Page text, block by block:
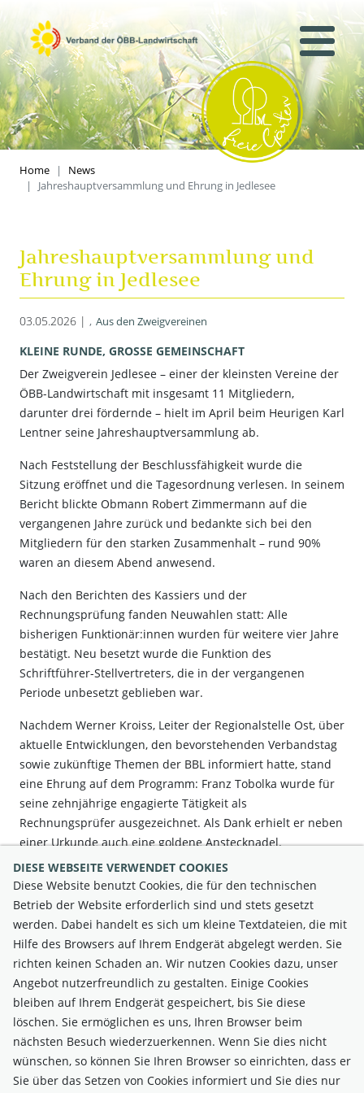
Home
News
Jahreshauptversammlung und Ehrung in Jedlesee
Jahreshauptversammlung und
Ehrung in Jedlesee
03.05.2026 | Aus den Zweigvereinen
KLEINE RUNDE, GROSSE GEMEINSCHAFT
Der Zweigverein Jedlesee – einer der kleinsten Vereine der
ÖBB-Landwirtschaft mit insgesamt 11 Mitgliedern,
darunter drei fördernde – hielt im April beim Heurigen Karl
Lentner seine Jahreshauptversammlung ab.
Nach Feststellung der Beschlussfähigkeit wurde die
Sitzung eröffnet und die Tagesordnung verlesen. In seinem
Bericht blickte Obmann Robert Zimmermann auf die
vergangenen Jahre zurück und bedankte sich bei den
Mitgliedern für den starken Zusammenhalt – rund 90%
waren an diesem Abend anwesend.
Nach den Berichten des Kassiers und der
Rechnungsprüfung fanden Neuwahlen statt: Alle
bisherigen Funktionär:innen wurden für weitere vier Jahre
bestätigt. Neu besetzt wurde die Funktion des
Schriftführer-Stellvertreters, die in der vergangenen
Periode unbesetzt geblieben war.
Nachdem Werner Kroiss, Leiter der Regionalstelle Ost, über
aktuelle Entwicklungen, den bevorstehenden Verbandstag
sowie zukünftige Themen der BBL informiert hatte, stand
eine Ehrung auf dem Programm: Franz Tobolka wurde für
seine zehnjährige engagierte Tätigkeit als
Rechnungsprüfer ausgezeichnet. Als Dank erhielt er neben
einer Urkunde auch eine goldene Anstecknadel.
Am Foto v.l.: Robert Zimmermann, Werner Kroiss und Franz
Tobolka
DIESE WEBSEITE VERWENDET COOKIES
Diese Website benutzt Cookies, die für den technischen
Betrieb der Website erforderlich sind und stets gesetzt
werden. Dabei handelt es sich um kleine Textdateien, die mit
Hilfe des Browsers auf Ihrem Endgerät abgelegt werden. Sie
richten keinen Schaden an. Wir nutzen Cookies dazu, unser
Angebot nutzerfreundlich zu gestalten. Einige Cookies
bleiben auf Ihrem Endgerät gespeichert, bis Sie diese
löschen. Sie ermöglichen es uns, Ihren Browser beim
nächsten Besuch wiederzuerkennen. Wenn Sie dies nicht
wünschen, so können Sie Ihren Browser so einrichten, dass er
Sie über das Setzen von Cookies informiert und Sie dies nur